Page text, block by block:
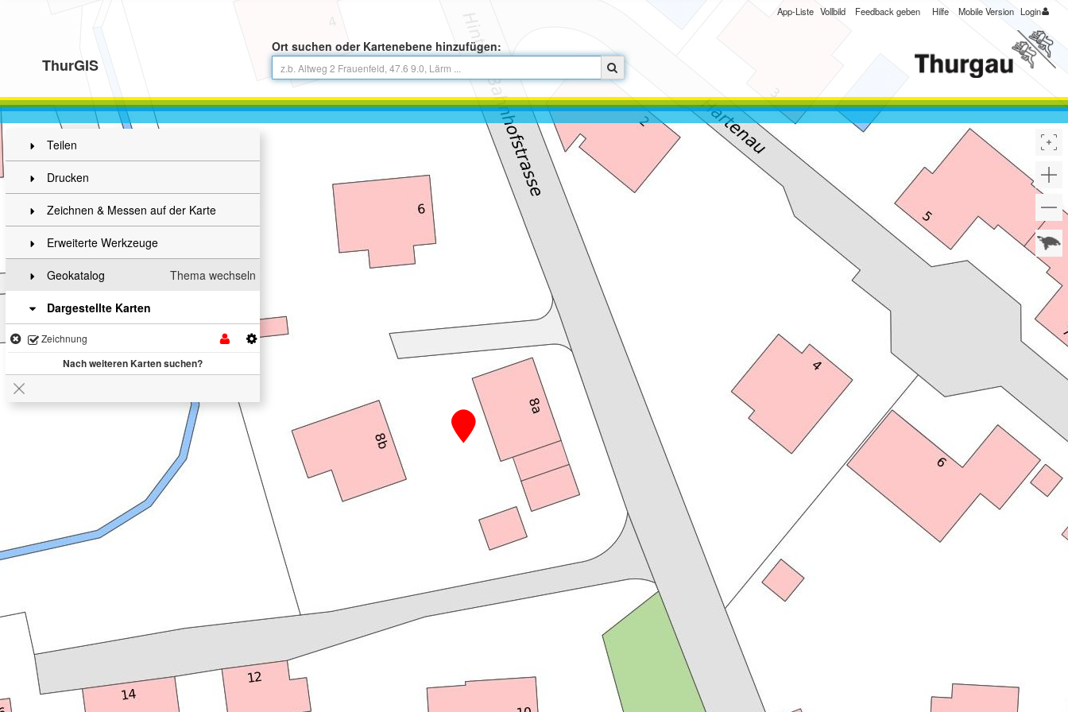
ThurGIS
Ort suchen oder Kartenebene hinzufügen:
App-Liste Vollbild Feedback geben Hilfe Mobile Version Login
Teilen
Drucken
Zeichnen & Messen auf der Karte
Erweiterte Werkzeuge
Thema wechseln
Geokatalog
Dargestellte Karten
Zeichnung
Nach weiteren Karten suchen?